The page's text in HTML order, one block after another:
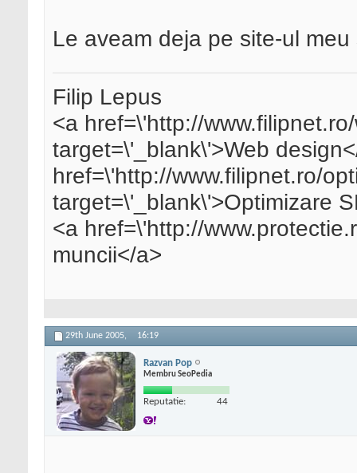
Le aveam deja pe site-ul
Filip Lepus
<a href=\'http://
target=\'_blank\'>Web
href=\'http://www.filipnet.ro/
target=\'_blank\'>Optimizare
<a href=\'http://
muncii</a>
29th June 2005, 16:19
Razvan Pop
Membru SeoPedia
Reputatie: 44